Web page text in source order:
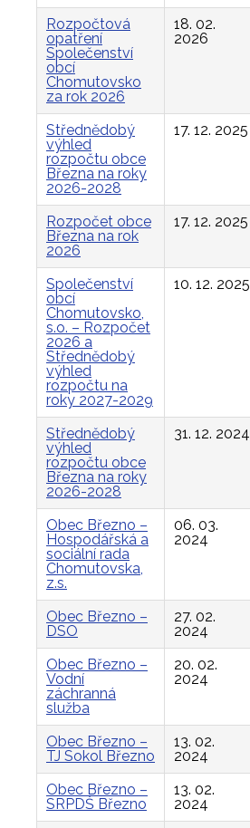
Rozpočtová
opatření
Společenství
obcí
Chomutovsko
za rok 2026
18. 02.
2026
Střednědobý
výhled
rozpočtu obce
Března na roky
2026-2028
17. 12. 2025
Rozpočet obce
Března na rok
2026
17. 12. 2025
Společenství
obcí
Chomutovsko,
s.o. – Rozpočet
2026 a
Střednědobý
výhled
rozpočtu na
roky 2027-2029
10. 12. 2025
Střednědobý
výhled
rozpočtu obce
Března na roky
2026-2028
31. 12. 2024
Obec Březno –
Hospodářská a
sociální rada
Chomutovska,
z.s.
06. 03.
2024
Obec Březno –
DSO
27. 02.
2024
Obec Březno –
Vodní
záchranná
služba
20. 02.
2024
Obec Březno –
TJ Sokol Březno
13. 02.
2024
Obec Březno –
SRPDŠ Březno
13. 02.
2024